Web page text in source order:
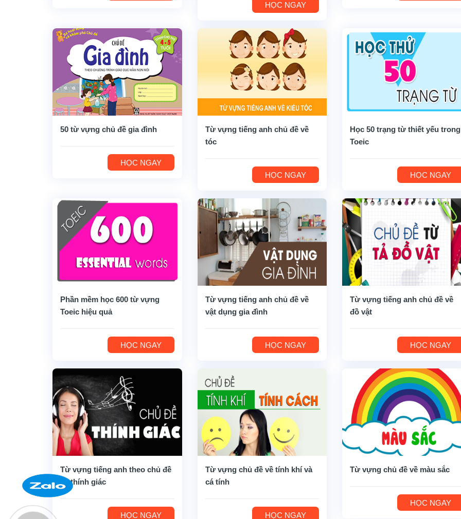
HỌC NGAY
50 từ vựng chủ đề gia đình
HỌC NGAY
Từ vựng tiếng anh chủ đề về
tóc
HỌC NGAY
Học 50 trạng từ thiết yếu trong
Toeic
HỌC NGAY
Phần mềm học 600 từ vựng
Toeic hiệu quả
HỌC NGAY
Từ vựng tiếng anh chủ đề về
vật dụng gia đình
HỌC NGAY
Từ vựng tiếng anh chủ đề về
đồ vật
HỌC NGAY
Từ vựng tiếng anh theo chủ đề
về thính giác
HỌC NGAY
Từ vựng chủ đề về tính khí và
cá tính
HỌC NGAY
Từ vựng chủ đề về màu sắc
HỌC NGAY